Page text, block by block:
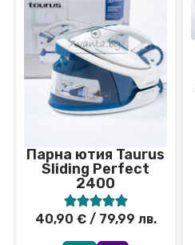
Парна ютия Taurus
Sliding Perfect
2400

40,90 €/ 79,99 лв.